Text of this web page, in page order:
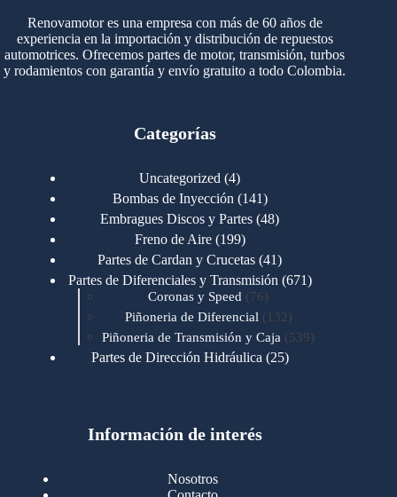
Renovamotor es una empresa con más de 60 años de
experiencia en la importación y distribución de repuestos
automotrices. Ofrecemos partes de motor, transmisión, turbos
y rodamientos con garantía y envío gratuito a todo Colombia.
Categorías
Uncategorized 44
productos
Bombas de Inyección 141141
productos
Embragues Discos y Partes 4848
Freno de Aire 199199
productos
Partes de Cardan y Crucetas 4141
productos
Partes de Diferenciales y Transmisión 671671
Coronas y Speed 7676
productos
Piñoneria de Diferencial 132 132
productos
Piñoneria de Transmisión y Caja 539539
Partes de Dirección Hidráulica 2525
Motores Cummins 723
Cummins B/C 855
Información de interés
Nosotros